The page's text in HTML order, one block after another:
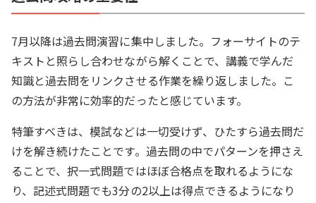
7月以降は過去問演習に集中しました。フォーサイトのテ
キストと照らし合わせながら解くことで、講義で学んだ
知識と過去問をリンクさせる作業を繰り返しました。こ
の方法が非常に効率的だったと感じています。
特筆すべきは、模試などは一切受けず、ひたすら過去問だ
けを解き続けたことです。過去問の中でパターンを押さえ
ることで、択一式問題ではほぼ合格点を取れるようにな
り、記述式問題でも3分の2以上は得点できるようになり